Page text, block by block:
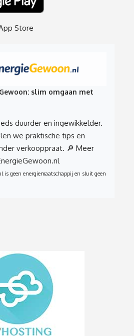
slim omgaan met
duurder en ingewikkelder.
we praktische tips en
verkooppraat. 🔎 Meer
is geen energiemaatschappij en sluit geen